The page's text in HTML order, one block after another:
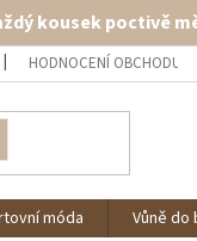
kousek poctivě
HODNOCENÍ OBCHODU
móda Vůně do